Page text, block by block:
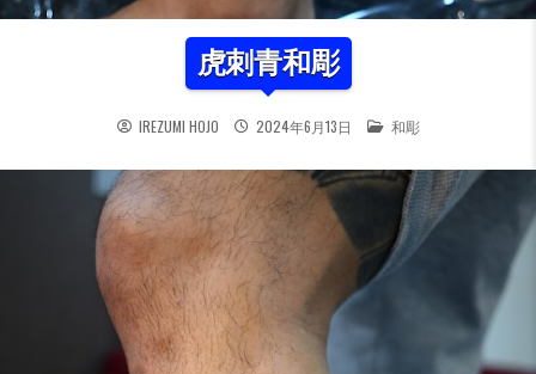
虎刺青和彫
IREZUMI HOJO 2024年6月13日 POSTED IN
和彫